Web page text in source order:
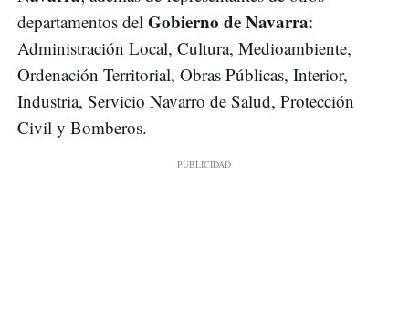
departamentos del Gobierno de Navarra:
Administración Local, Cultura, Medioambiente,
Ordenación Territorial, Obras Públicas, Interior,
Industria, Servicio Navarro de Salud, Protección
Civil y Bomberos.